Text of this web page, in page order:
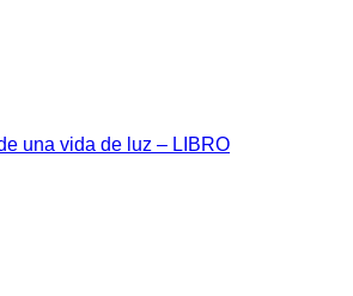
una vida de luz – LIBRO